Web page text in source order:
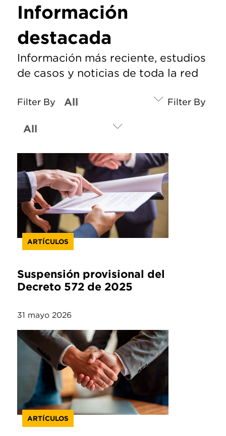
Información
destacada
Información más reciente, estudios
de casos y noticias de toda la red
Filter By Filter By
ARTÍCULOS
Suspensión provisional del
Decreto 572 de 2025
31 mayo 2026
ARTÍCULOS